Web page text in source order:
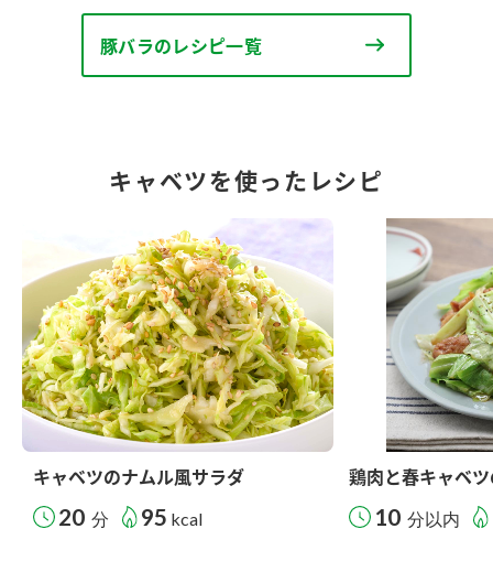
豚バラのレシピ一覧
キャベツを使ったレシピ
キャベツのナムル風サラダ
20 分 95 kcal
鶏肉と春キャベ
10 分以内